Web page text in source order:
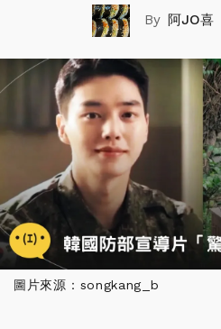
阿JO喜
圖片來源：songkang_b